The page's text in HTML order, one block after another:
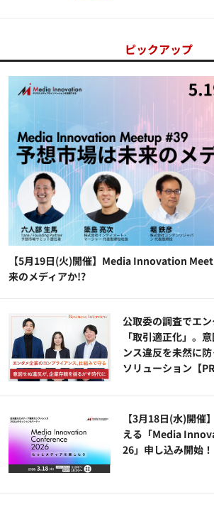
ピックアップ
【5月19日(火)開催】Media Innovation
来のメディアか!?
公​​取委の調査でエ
「取引適正化」。
ンス違反を未然に
ソリューション​【PR
【3月18日(水)開催
える「Media
26」申し込み開始！